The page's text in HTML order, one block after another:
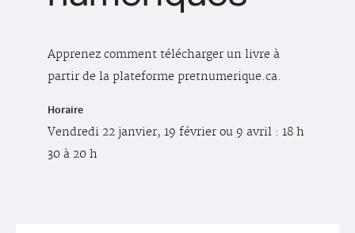
Apprenez comment télécharger un livre à
partir de la plateforme pretnumerique.ca.
Horaire
Vendredi 22 janvier, 19 février ou 9 avril : 18 h
30 à 20 h